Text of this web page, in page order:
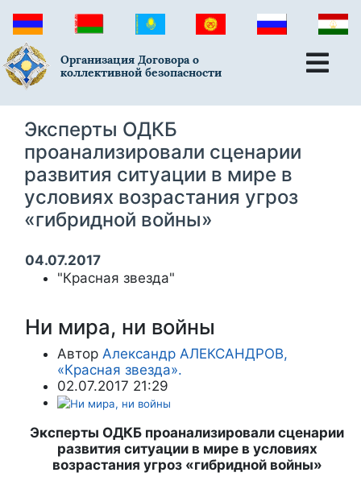
Организация Договора о
коллективной безопасности
Эксперты ОДКБ
проанализировали сценарии
развития ситуации в мире в
условиях возрастания угроз
«гибридной войны»
04.07.2017
"Красная звезда"
Ни мира, ни войны
Автор Александр АЛЕКСАНДРОВ,
«Красная звезда».
02.07.2017 21:29
Эксперты ОДКБ проанализировали сценарии
развития ситуации в мире в условиях
возрастания угроз «гибридной войны»